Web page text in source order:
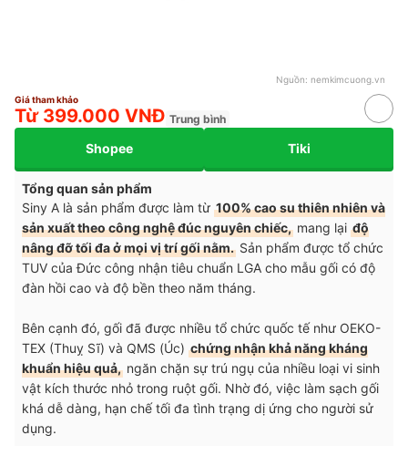
Nguồn: nemkimcuong.vn
Giá tham khảo
Từ 399.000 VNĐ Trung bình
Shopee Tiki
Tổng quan sản phẩm
Siny A là sản phẩm được làm từ 100% cao su thiên nhiên và
sản xuất theo công nghệ đúc nguyên chiếc, mang lại độ
nâng đỡ tối đa ở mọi vị trí gối nằm. Sản phẩm được tổ chức
TUV của Đức công nhận tiêu chuẩn LGA cho mẫu gối có độ
đàn hồi cao và độ bền theo năm tháng.
Bên cạnh đó, gối đã được nhiều tổ chức quốc tế như OEKO-
TEX (Thuỵ Sĩ) và QMS (Úc) chứng nhận khả năng kháng
khuẩn hiệu quả, ngăn chặn sự trú ngụ của nhiều loại vi sinh
vật kích thước nhỏ trong ruột gối. Nhờ đó, việc làm sạch gối
khá dễ dàng, hạn chế tối đa tình trạng dị ứng cho người sử
dụng.